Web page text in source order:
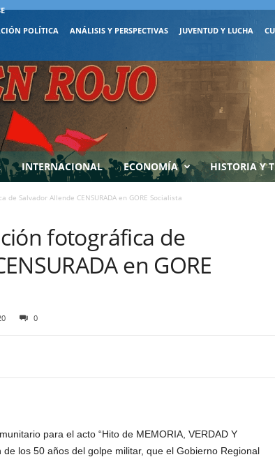
POLÍTICA ANÁLISIS Y PERSPECTIVAS JUVENTUD Y LUCHA
INTERNACIONAL ECONOMÍA HISTORIA Y
de Salvador Allende CENSURADA en GORE Socialista
fotográfica de
en GORE
0
para el acto “Hito de MEMORIA, VERDAD Y
los 50 años del golpe militar, que el Gobierno Regional